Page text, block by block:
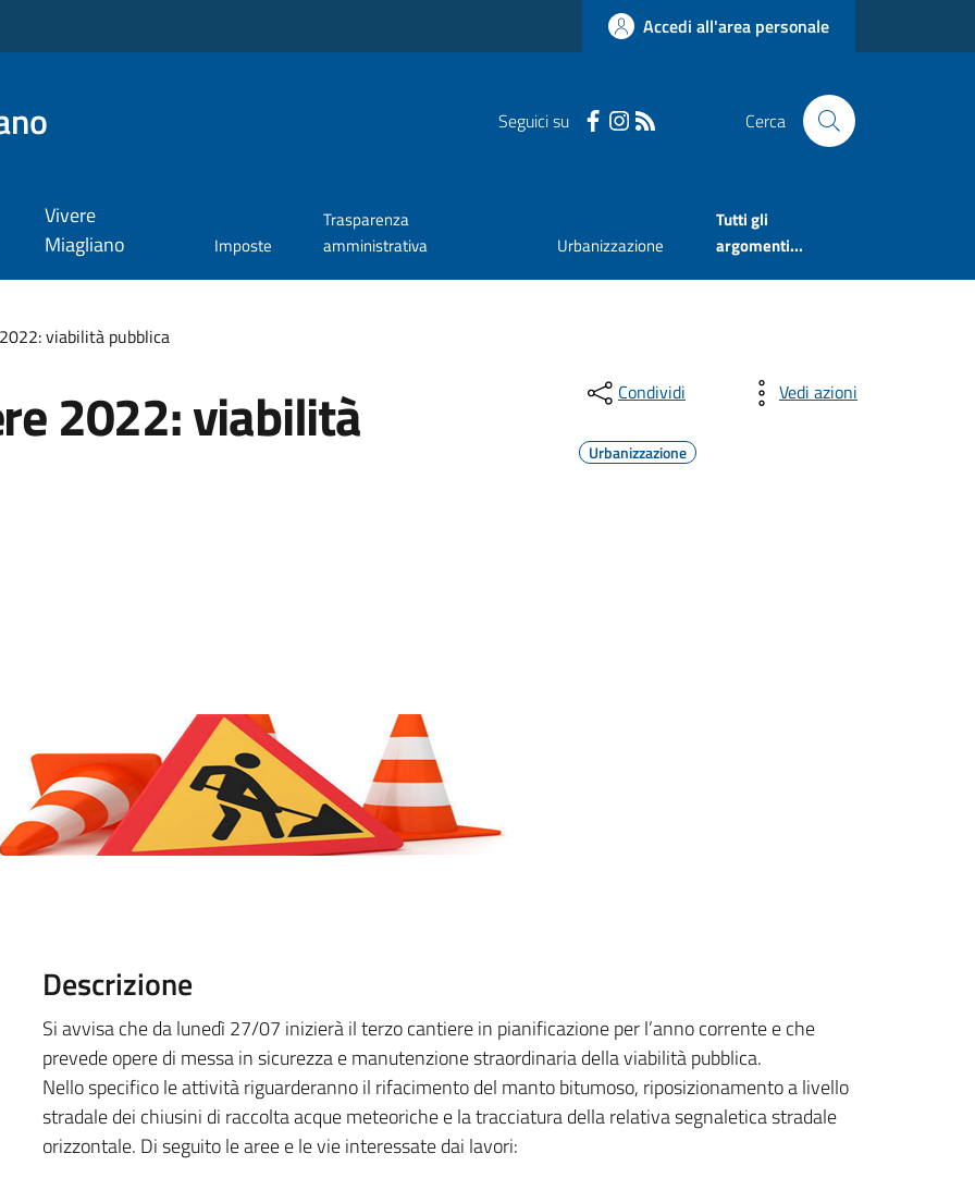
Accedi all'area personale
Seguici su Cerca
Vivere
Miagliano
Imposte
Trasparenza
amministrativa
Urbanizzazione
Tutti gli
argomenti...
viabilità pubblica
2022: viabilità
Condividi Vedi azioni
Urbanizzazione
Descrizione
Si avvisa che da lunedì 27/07 inizierà il terzo cantiere in pianificazione per l’anno corrente e che
prevede opere di messa in sicurezza e manutenzione straordinaria della viabilità pubblica.
Nello specifico le attività riguarderanno il rifacimento del manto bitumoso, riposizionamento a livello
stradale dei chiusini di raccolta acque meteoriche e la tracciatura della relativa segnaletica stradale
orizzontale. Di seguito le aree e le vie interessate dai lavori: